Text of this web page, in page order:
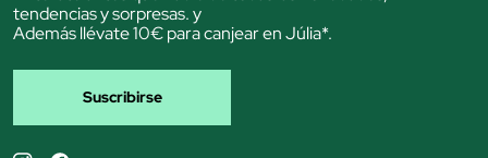
tendencias y sorpresas. y
Además llévate 10€ para canjear en Júlia*.
Suscribirse